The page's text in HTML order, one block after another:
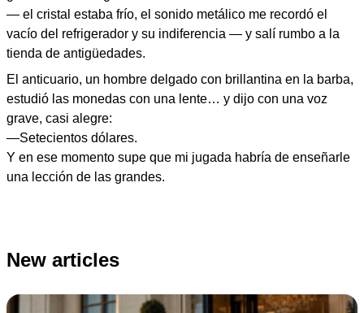
— el cristal estaba frío, el sonido metálico me recordó el
vacío del refrigerador y su indiferencia — y salí rumbo a la
tienda de antigüedades.
El anticuario, un hombre delgado con brillantina en la barba,
estudió las monedas con una lente… y dijo con una voz
grave, casi alegre:
—Setecientos dólares.
Y en ese momento supe que mi jugada habría de enseñarle
una lección de las grandes.
New articles